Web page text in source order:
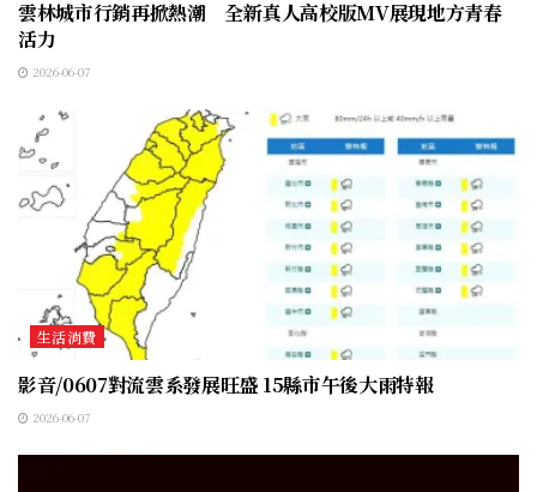
雲林城市行銷再掀熱潮 全新真人高校版MV展現地方青春
活力
2026-06-07
生活消費
影音/0607對流雲系發展旺盛 15縣市午後大雨特報
2026-06-07